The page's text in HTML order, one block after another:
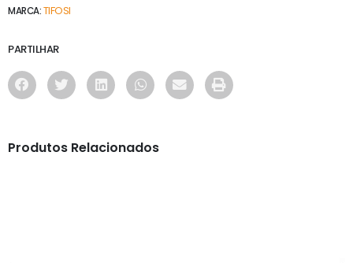
MARCA:TIFOSI
PARTILHAR
Produtos Relacionados